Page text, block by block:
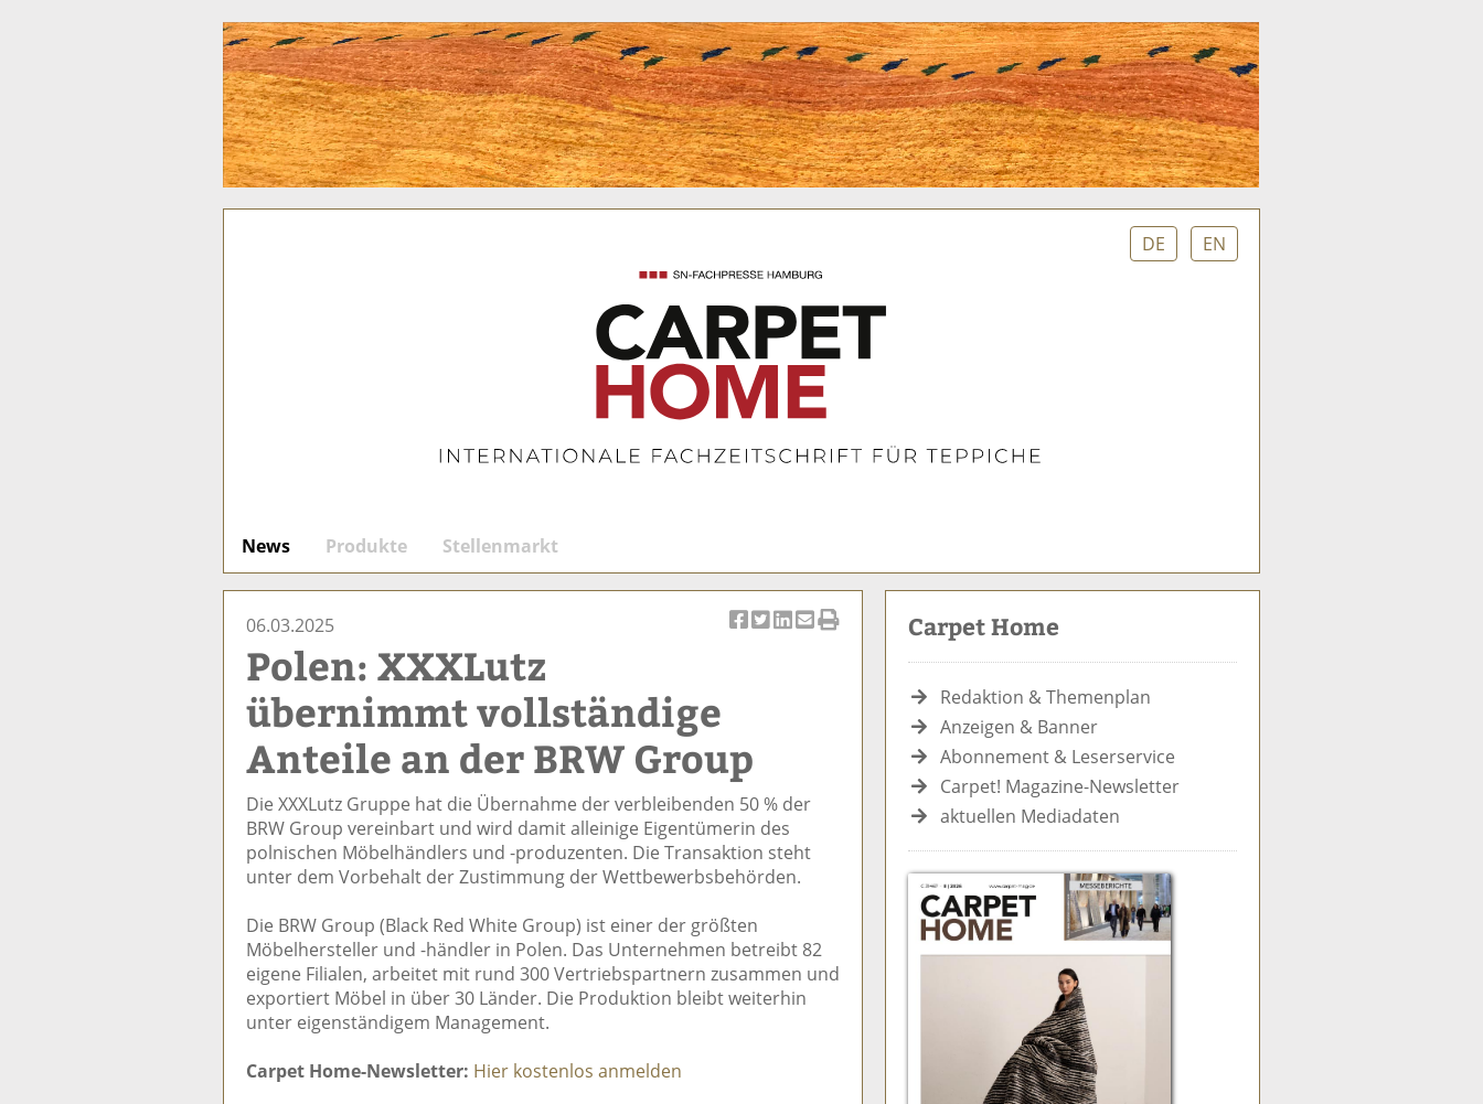
DE EN
News Produkte
Stellenmarkt
S
u
e
uf
F
ac
e
b
o
k
te
il
e
wi
er
n
n
k
e
di
te
il
e
n
m
ai
l
v
n
d
e
06.03.2025
Polen: XXXLutz
übernimmt vollständige
Anteile an der BRW Group
Die XXXLutz Gruppe hat die Übernahme der verbleibenden 50 % der
BRW Group vereinbart und wird damit alleinige Eigentümerin des
polnischen Möbelhändlers und -produzenten. Die Transaktion steht
unter dem Vorbehalt der Zustimmung der Wettbewerbsbehörden.
Die BRW Group (Black Red White Group) ist einer der größten
Möbelhersteller und -händler in Polen. Das Unternehmen betreibt 82
eigene Filialen, arbeitet mit rund 300 Vertriebspartnern zusammen und
exportiert Möbel in über 30 Länder. Die Produktion bleibt weiterhin
unter eigenständigem Management.
Carpet Home-Newsletter: Hier kostenlos anmelden
Carpet Home
Redaktion & Themenplan
Anzeigen & Banner
Abonnement & Leserservice
Carpet! Magazine-Newsletter
aktuellen Mediadaten